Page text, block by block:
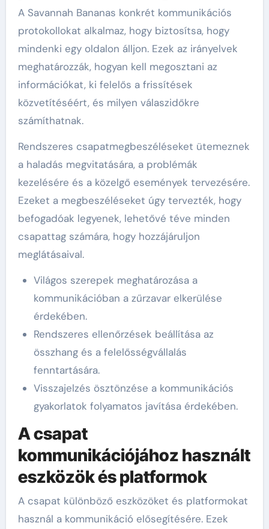
A Savannah Bananas konkrét kommunikációs
protokollokat alkalmaz, hogy biztosítsa, hogy
mindenki egy oldalon álljon. Ezek az irányelvek
meghatározzák, hogyan kell megosztani az
információkat, ki felelős a frissítések
közvetítéséért, és milyen válaszidőkre
számíthatnak.
Rendszeres csapatmegbeszéléseket ütemeznek
a haladás megvitatására, a problémák
kezelésére és a közelgő események tervezésére.
Ezeket a megbeszéléseket úgy tervezték, hogy
befogadóak legyenek, lehetővé téve minden
csapattag számára, hogy hozzájáruljon
meglátásaival.
Világos szerepek meghatározása a
kommunikációban a zűrzavar elkerülése
érdekében.
Rendszeres ellenőrzések beállítása az
összhang és a felelősségvállalás
fenntartására.
Visszajelzés ösztönzése a kommunikációs
gyakorlatok folyamatos javítása érdekében.
A csapat
kommunikációjához használt
eszközök és platformok
A csapat különböző eszközöket és platformokat
használ a kommunikáció elősegítésére. Ezek